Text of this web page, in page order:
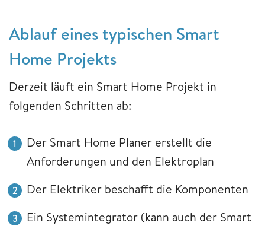
Ablauf eines typischen Smart
Home Projekts
Derzeit läuft ein Smart Home Projekt in
folgenden Schritten ab:
Der Smart Home Planer erstellt die
Anforderungen und den Elektroplan
Der Elektriker beschafft die Komponenten
Ein Systemintegrator (kann auch der Smart